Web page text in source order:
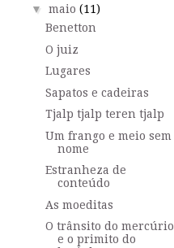
▼ maio (11)
Benetton
O juiz
Lugares
Sapatos e cadeiras
Tjalp tjalp teren tjalp
Um frango e meio sem
nome
Estranheza de
conteúdo
As moeditas
O trânsito do mercúrio
e o primito do